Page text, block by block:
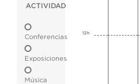
ACTIVIDAD
Conferencias
Exposiciones
Música
12h